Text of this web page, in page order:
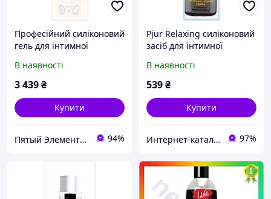
Професійний силіконовий
гель для інтимної
72B82E76M
В наявності
3 439₴
Купити
Пятый Элемент - всё, что вам нужно 94%
Pjur Relaxing силіконовий
засіб для інтимної
В наявності
539₴
Купити
Интернет-кат​алог с​ки​​д​​​ок "ElenaShop" 97%